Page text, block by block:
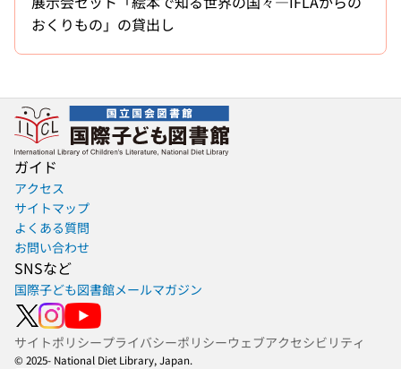
おくりもの」の貸出し
ガイド
アクセス
サイトマップ
よくある質問
お問い合わせ
SNSなど
国際子ども図書館メールマガジン
サイトポリシープライバシーポリシーウェブアクセシビリティ
© 2025- National Diet Library, Japan.